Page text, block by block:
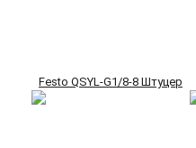
Festo QSYL-G1/8-8 Штуцер